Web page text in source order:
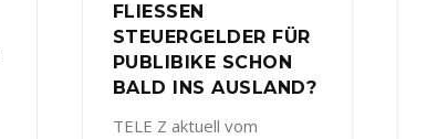
FLIESSEN
STEUERGELDER FÜR
PUBLIBIKE SCHON
BALD INS AUSLAND?
TELE Z aktuell vom